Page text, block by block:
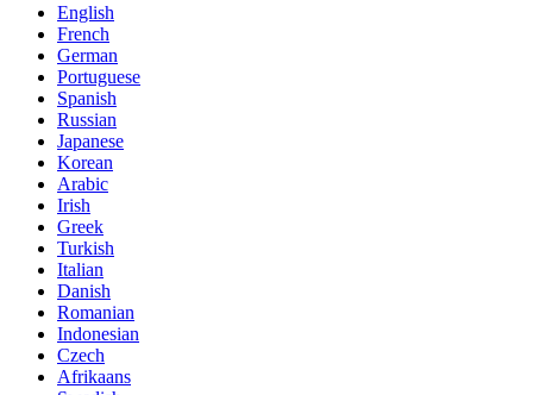
English
French
German
Portuguese
Spanish
Russian
Japanese
Korean
Arabic
Irish
Greek
Turkish
Italian
Danish
Romanian
Indonesian
Czech
Afrikaans